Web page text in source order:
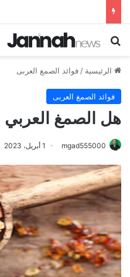
بحث عن
الرئيسية / فوائد الصمغ العربى
فوائد الصمغ العربى
هل الصمغ العربي
mgad555000 1 أبريل، 2023